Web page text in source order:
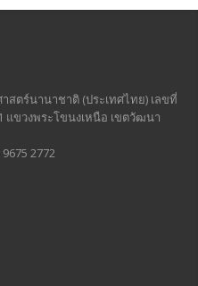
ตร์นานาชาติ (ประเทศไทย) เลขที่
ขวงพระโขนงเหนือ เขตวัฒนา
2772